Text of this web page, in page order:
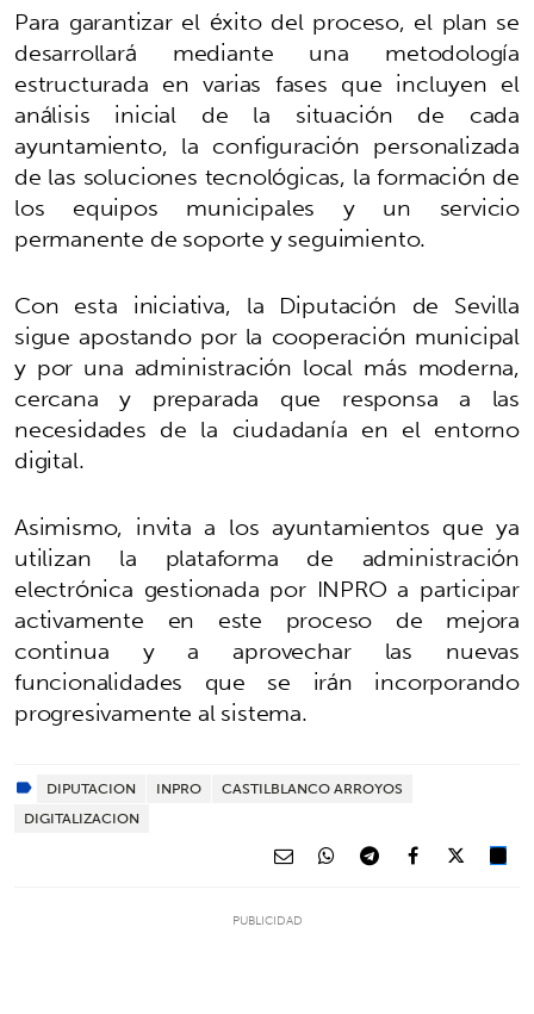
Para garantizar el éxito del proceso, el plan se
desarrollará mediante una metodología
estructurada en varias fases que incluyen el
análisis inicial de la situación de cada
ayuntamiento, la configuración personalizada
de las soluciones tecnológicas, la formación de
los equipos municipales y un servicio
permanente de soporte y seguimiento.
Con esta iniciativa, la Diputación de Sevilla
sigue apostando por la cooperación municipal
y por una administración local más moderna,
cercana y preparada que responsa a las
necesidades de la ciudadanía en el entorno
digital.
Asimismo, invita a los ayuntamientos que ya
utilizan la plataforma de administración
electrónica gestionada por INPRO a participar
activamente en este proceso de mejora
continua y a aprovechar las nuevas
funcionalidades que se irán incorporando
progresivamente al sistema.
DIPUTACION INPRO
CASTILBLANCO ARROYOS
DIGITALIZACION